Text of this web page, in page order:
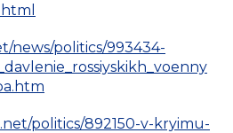
news/politics/993434-
politics/892150-v-kryimu-